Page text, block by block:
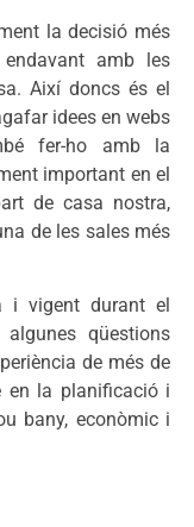
la decisió més
amb les
Així doncs és el
idees en webs
fer-ho amb la
important en el
de casa nostra,
de les sales més
i vigent durant el
qüestions
de més de
en la planificació i
bany, econòmic i